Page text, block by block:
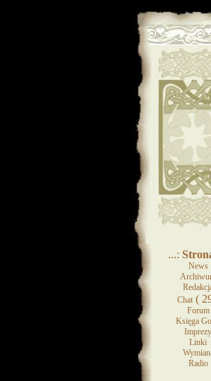
...:
News
Chat(
Forum
Księga
Imprezy
Linki
Radio